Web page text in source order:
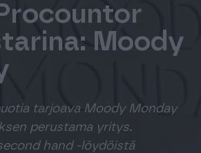
Moody
tarjoava Moody Monday
perustama yritys.
hand -löydöistä